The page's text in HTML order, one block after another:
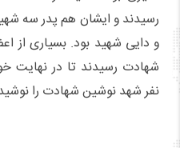
رسیدند و ایشان هم پدر سه
و دایی شهید بود. بسیاری از
شهادت رسیدند تا در نهایت
نفر شهد نوشین شهادت را